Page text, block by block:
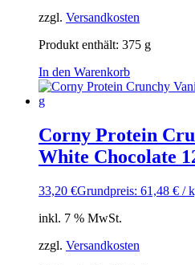
zzgl. Versandkosten
Produkt enthält: 375 g
In den Warenkorb
Corny Protein
White Chocolate
33,20 €Grundpreis: 61,48 € /
inkl. 7 % MwSt.
zzgl. Versandkosten